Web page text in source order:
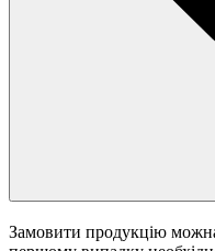
Замовити продукцію